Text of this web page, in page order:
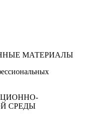
МАТЕРИАЛЫ
СРЕДЫ